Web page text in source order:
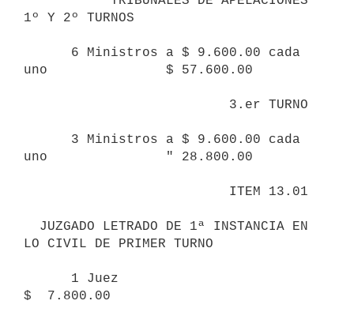
1º Y 2º TURNOS
uno               $ 57.600.00
uno               " 28.800.00
LO CIVIL DE PRIMER TURNO
$  7.800.00